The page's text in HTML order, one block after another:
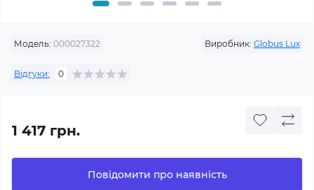
Модель: 000027322 Виробник: Globus Lux
Відгуки: 0
1 417 грн.
Повідомити про наявність